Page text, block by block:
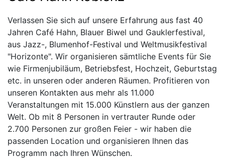
Verlassen Sie sich auf unsere Erfahrung aus fast 40
Jahren Café Hahn, Blauer Biwel und Gauklerfestival,
aus Jazz-, Blumenhof-Festival und Weltmusikfestival
"Horizonte". Wir organisieren sämtliche Events für Sie
wie Firmenjubiläum, Betriebsfest, Hochzeit, Geburtstag
etc. in unseren oder anderen Räumen. Profitieren von
unseren Kontakten aus mehr als 11.000
Veranstaltungen mit 15.000 Künstlern aus der ganzen
Welt. Ob mit 8 Personen in vertrauter Runde oder
2.700 Personen zur großen Feier - wir haben die
passenden Location und organisieren Ihnen das
Programm nach Ihren Wünschen.